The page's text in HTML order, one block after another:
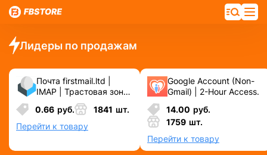
Лидеры по продажам
Почта firstmail.ltd |
IMAP | Трастовая зона
.COM ❗️ Новые, Чистые
❗️ С реальными
логинами | ☑️
Специально для ФБ/
0.66 руб. 1841 шт.
Перейти к товару
Google Account (Non-
Gmail) | 2-Hour Access.
14.00 руб.
1759 шт.
Перейти к товару